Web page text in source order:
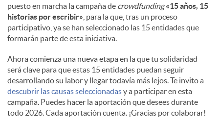
puesto en marcha la campaña de crowdfunding «15 años, 15
historias por escribir» , para la que, tras un proceso
participativo, ya se han seleccionado las 15 entidades que
formarán parte de esta iniciativa.
Ahora comienza una nueva etapa en la que tu solidaridad
será clave para que estas 15 entidades puedan seguir
desarrollando su labor y llegar todavía más lejos. Te invito a
descubrir las causas seleccionadasy a participar en esta
campaña. Puedes hacer la aportación que desees durante
todo 2026. Cada aportación cuenta. ¡Gracias por colaborar!